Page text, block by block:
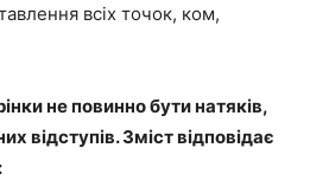
всіх точок, ком,
не повинно бути натяків,
відступів. Зміст відповідає